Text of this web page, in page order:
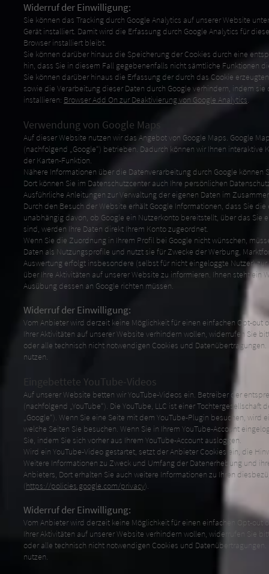
Widerruf der Einwilligung:
Sie können das Tracking durch Google Analytics auf unserer Website
Gerät installiert. Damit wird die Erfassung durch Google Analytics für
Browser installiert bleibt.
Sie können darüber hinaus die Speicherung der Cookies durch eine
hin, dass Sie in diesem Fall gegebenenfalls nicht sämtliche Funktionen
Sie können darüber hinaus die Erfassung der durch das Cookie
sowie die Verarbeitung dieser Daten durch Google verhindern, indem
installieren: Browser Add On zur Deaktivierung von Google Analytics.
Verwendung von Google Maps
Auf dieser Website nutzen wir das Angebot von Google Maps. Google
(nachfolgend „Google“) betrieben. Dadurch können wir Ihnen
der Karten-Funktion.
Nähere Informationen über die Datenverarbeitung durch Google
Dort können Sie im Datenschutzcenter auch Ihre persönlichen
Ausführliche Anleitungen zur Verwaltung der eigenen Daten im
Durch den Besuch der Website erhält Google Informationen, dass Sie
unabhängig davon, ob Google ein Nutzerkonto bereitstellt, über das
sind, werden Ihre Daten direkt Ihrem Konto zugeordnet.
Wenn Sie die Zuordnung in Ihrem Profil bei Google nicht wünschen,
Daten als Nutzungsprofile und nutzt sie für Zwecke der Werbung,
Auswertung erfolgt insbesondere (selbst für nicht eingeloggte Nutzer)
über Ihre Aktivitäten auf unserer Website zu informieren. Ihnen steht
Ausübung dessen an Google richten müssen.
Widerruf der Einwilligung:
Vom Anbieter wird derzeit keine Möglichkeit für einen einfachen Opt-
Ihrer Aktivitäten auf unserer Website verhindern wollen, widerrufen Sie
oder alle technisch nicht notwendigen Cookies und
nutzen.
Eingebettete YouTube-Videos
Auf unserer Website betten wir YouTube-Videos ein. Betreiber der
(nachfolgend „YouTube“). Die YouTube, LLC ist einer
„Google“). Wenn Sie eine Seite mit dem YouTube-Plugin besuchen,
welche Seiten Sie besuchen. Wenn Sie in Ihrem YouTube-Account
Sie, indem Sie sich vorher aus Ihrem YouTube-Account ausloggen.
Wird ein YouTube-Video gestartet, setzt der Anbieter Cookies ein, die
Weitere Informationen zu Zweck und Umfang der Datenerhebung und
Anbieters, Dort erhalten Sie auch weitere Informationen zu Ihren
(https://policies.google.com/privacy).
Widerruf der Einwilligung:
Vom Anbieter wird derzeit keine Möglichkeit für einen einfachen Opt-
Ihrer Aktivitäten auf unserer Website verhindern wollen, widerrufen Sie
oder alle technisch nicht notwendigen Cookies und
nutzen.